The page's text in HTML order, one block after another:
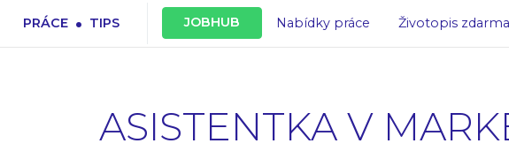
PRÁCE . TIPS JOBHUB Nabídky práce Životopis zdarma
ASISTENTKA V